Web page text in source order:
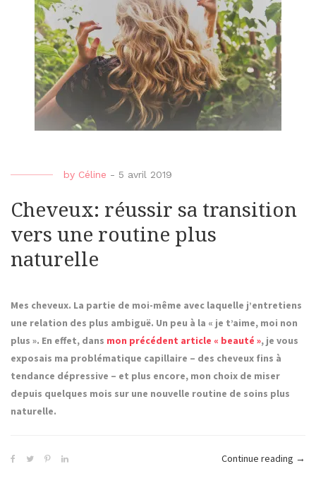
by Céline - 5 avril 2019
Cheveux: réussir sa transition
vers une routine plus
naturelle
Mes cheveux. La partie de moi-même avec laquelle j’entretiens
une relation des plus ambiguë. Un peu à la « je t’aime, moi non
plus ». En effet, dans mon précédent article « beauté », je vous
exposais ma problématique capillaire – des cheveux fins à
tendance dépressive – et plus encore, mon choix de miser
depuis quelques mois sur une nouvelle routine de soins plus
naturelle.
Continue reading «
→